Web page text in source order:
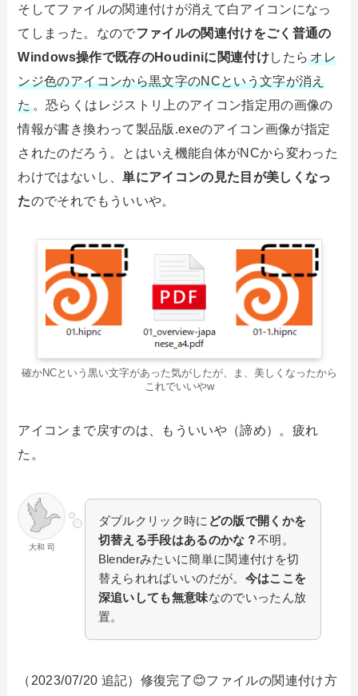
そしてファイルの関連付けが消えて白アイコンになっ
てしまった。なのでファイルの関連付けをごく普通の
Windows操作で既存のHoudiniに関連付けしたらオレ
ンジ色のアイコンから黒文字のNCという文字が消え
た。恐らくはレジストリ上のアイコン指定用の画像の
情報が書き換わって製品版.exeのアイコン画像が指定
されたのだろう。とはいえ機能自体がNCから変わった
わけではないし、単にアイコンの見た目が美しくなっ
たのでそれでもういいや。
確かNCという黒い文字があった気がしたが、ま、美しくなったから
これでいいやw
アイコンまで戻すのは、もういいや（諦め）。疲れ
た。
大和 司
ダブルクリック時に どの版で開くかを
切替える手段はあるのかな？不明。
Blenderみたいに簡単に関連付けを切
替えられればいいのだが。 今はここを
深追いしても無意味なのでいったん放
置。
（2023/07/20 追記）修復完了😊ファイルの関連付け方